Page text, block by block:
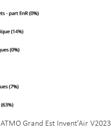
Grand Est Invent'Air V2023